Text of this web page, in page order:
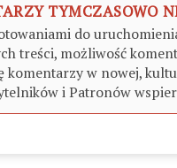
TYMCZASOWO
do
treści, możliwość
komentarzy w nowej,
i Patronów